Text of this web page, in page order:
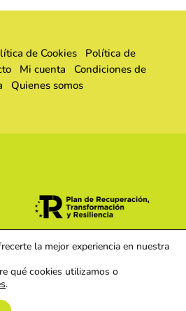
de Cookies
Política de
Mi cuenta
Condiciones de
Quienes somos
la mejor experiencia en nuestra
qué cookies utilizamos o
.